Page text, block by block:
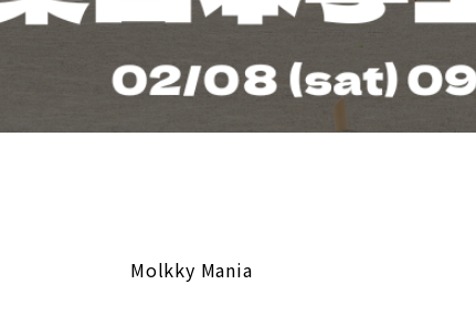
Molkky Mania